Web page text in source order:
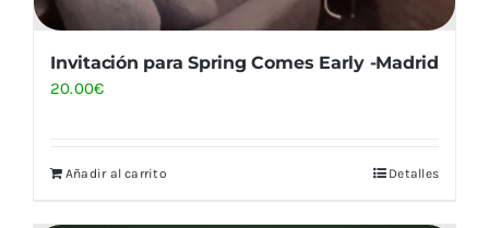
Invitación para Spring Comes Early -Madrid
20.00€
Añadir al carrito Detalles